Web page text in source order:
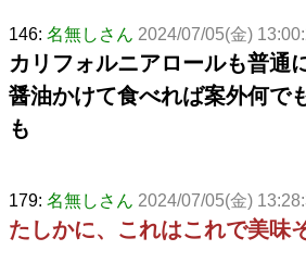
146: 名無しさん 2024/07/05(金)
カリフォルニアロールも普通
醤油かけて食べれば案外何で
も
179: 名無しさん 2024/07/05(金)
たしかに、これはこれで美味